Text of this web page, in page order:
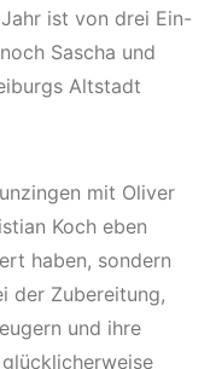
ist von drei Ein-
Sascha und
Altstadt
mit Oliver
Koch eben
haben, sondern
der Zubereitung,
und ihre